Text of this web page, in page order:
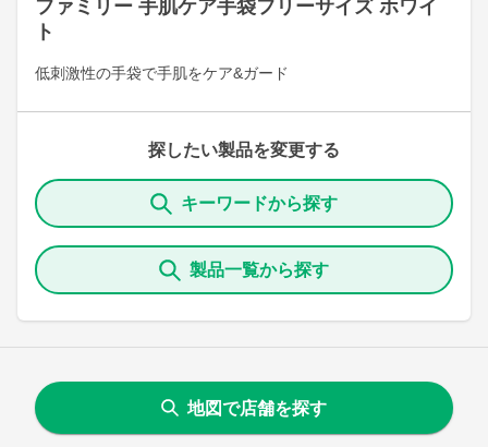
ファミリー 手肌ケア手袋フリーサイズ ホワイ
ト
低刺激性の手袋で手肌をケア&ガード
探したい製品を変更する
キーワードから探す
製品一覧から探す
地図で店舗を探す